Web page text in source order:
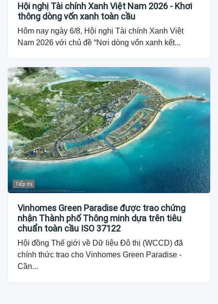
Hội nghị Tài chính Xanh Việt Nam 2026 - Khơi
thông dòng vốn xanh toàn cầu
Hôm nay ngày 6/8, Hội nghị Tài chính Xanh Việt
Nam 2026 với chủ đề “Nơi dòng vốn xanh kết...
Tiếp thị
Vinhomes Green Paradise được trao chứng
nhận Thành phố Thông minh dựa trên tiêu
chuẩn toàn cầu ISO 37122
Hội đồng Thế giới về Dữ liệu Đô thị (WCCD) đã
chính thức trao cho Vinhomes Green Paradise -
Cần...